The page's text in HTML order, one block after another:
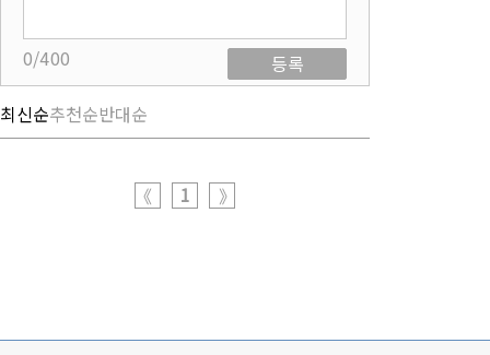
0/400
등록
최신순추천순반대순
《 1 》